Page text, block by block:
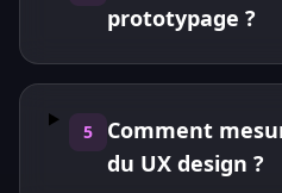
prototypage ?
5
Comment
du UX design ?